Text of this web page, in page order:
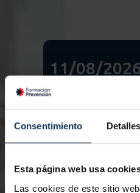
Consentimiento Detalles
Esta página web usa
Las cookies de este sitio
11/08/
Nº de horas:
Certificación:
Modalidad:
Presencial